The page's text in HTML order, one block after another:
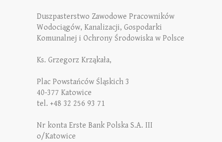
Duszpasterstwo Zawodowe Pracowników
Wodociągów, Kanalizacji, Gospodarki
Komunalnej i Ochrony Środowiska w Polsce
Ks. Grzegorz Krząkała,
Plac Powstańców Śląskich 3
40-377 Katowice
tel. +48 32 256 93 71
Nr konta Erste Bank Polska S.A. III
o/Katowice